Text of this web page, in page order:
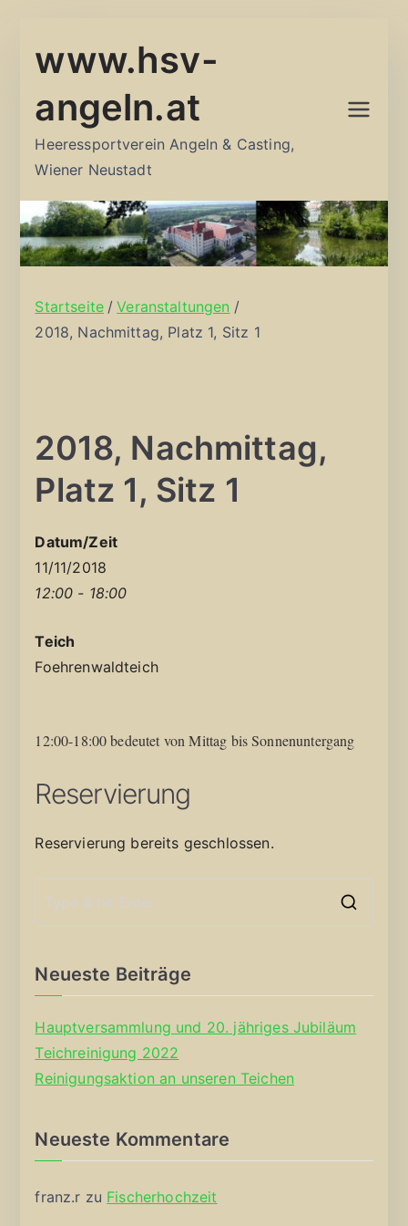
Inhalt
www.hsv-
angeln.at
Heeressportverein Angeln & Casting,
Wiener Neustadt
Startseite
Veranstaltungen
2018, Nachmittag, Platz 1, Sitz 1
2018, Nachmittag,
Platz 1, Sitz 1
Datum/Zeit
11/11/2018
12:00 - 18:00
Teich
Foehrenwaldteich
12:00-18:00 bedeutet von Mittag bis Sonnenuntergang
Reservierung
Reservierung bereits geschlossen.
Neueste Beiträge
Hauptversammlung und 20. jähriges Jubiläum
Teichreinigung 2022
Reinigungsaktion an unseren Teichen
Neueste Kommentare
franz.r zu Fischerhochzeit